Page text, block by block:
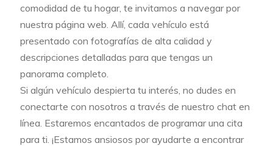
comodidad de tu hogar, te invitamos a navegar por
nuestra página web. Allí, cada vehículo está
presentado con fotografías de alta calidad y
descripciones detalladas para que tengas un
panorama completo.
Si algún vehículo despierta tu interés, no dudes en
conectarte con nosotros a través de nuestro chat en
línea. Estaremos encantados de programar una cita
para ti. ¡Estamos ansiosos por ayudarte a encontrar